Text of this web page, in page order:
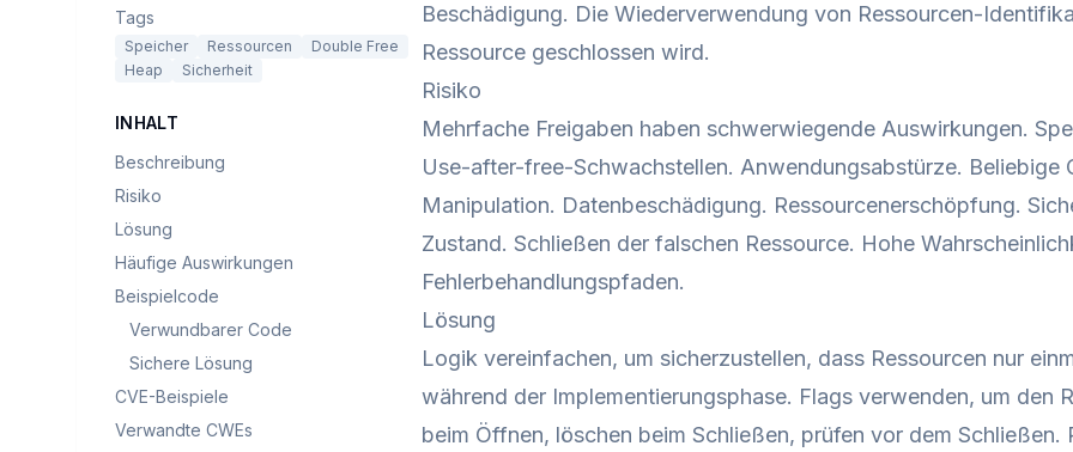
Tags
Speicher Ressourcen
Double Free
Heap
Sicherheit
INHALT
Beschreibung
Risiko
Lösung
Häufige Auswirkungen
Beispielcode
Verwundbarer Code
Sichere Lösung
CVE-Beispiele
Verwandte CWEs
Beschädigung. Die Wiederverwendung von Ressourcen-
Ressource geschlossen wird.
Risiko
Mehrfache Freigaben haben schwerwiegende Auswirkungen.
Use-after-free-Schwachstellen. Anwendungsabstürze. Beliebige
Manipulation. Datenbeschädigung. Ressourcenerschöpfung.
Zustand. Schließen der falschen Ressource. Hohe
Fehlerbehandlungspfaden.
Lösung
Logik vereinfachen, um sicherzustellen, dass Ressourcen nur
während der Implementierungsphase. Flags verwenden, um den
beim Öffnen, löschen beim Schließen, prüfen vor dem Schließen.